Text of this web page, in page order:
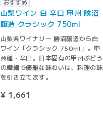
おすすめ
山梨ワイン 白 辛口 甲州 勝沼
醸造 クラシック 750ml
山梨県ワイナリー 勝沼醸造から白
ワイン「クラシック 750ml」。甲
州種・辛口。日本固有の甲州ぶどう
の繊細で優雅な味わいは、料理の味
を引き立てます。
¥ 1,661